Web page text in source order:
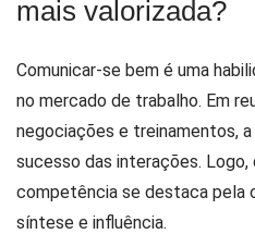
mais valorizada?
Comunicar-se bem é uma
no mercado de trabalho. Em
negociações e treinamentos,
sucesso das interações. Logo,
competência se destaca pela
síntese e influência.